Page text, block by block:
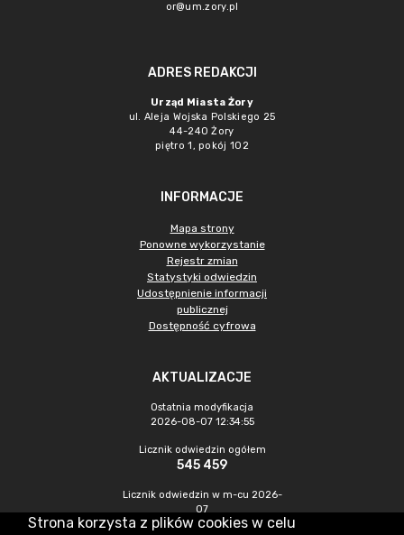
or@um.zory.pl
ADRES REDAKCJI
Urząd Miasta Żory
ul. Aleja Wojska Polskiego 25
44-240 Żory
piętro 1, pokój 102
INFORMACJE
Mapa strony
Ponowne wykorzystanie
Rejestr zmian
Statystyki odwiedzin
Udostępnienie informacji
publicznej
Dostępność cyfrowa
AKTUALIZACJE
Ostatnia modyfikacja
2026-08-07 12:34:55
Licznik odwiedzin ogółem
545 459
Licznik odwiedzin w m-cu 2026-
07
1 475
Strona korzysta z plików cookies w celu